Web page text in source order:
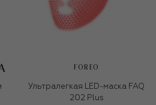
FOREO
Ультралегкая LED-маска FAQ
202 Plus